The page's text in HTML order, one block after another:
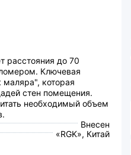
расстояния до 70
Ключевая
которая
стен помещения.
необходимый объем
Внесен
«RGK», Китай